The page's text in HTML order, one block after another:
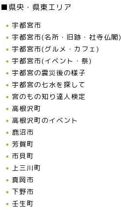
■県央・県東エリア
宇都宮市
宇都宮市(名所・旧跡・社寺仏閣)
宇都宮市(グルメ・カフェ)
宇都宮市(イベント・祭)
宇都宮の震災後の様子
宇都宮の七水を探して
宮のもの知り達人検定
高根沢町
高根沢町のイベント
鹿沼市
芳賀町
市貝町
上三川町
真岡市
下野市
壬生町